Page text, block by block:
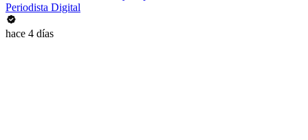
Periodista Digital
hace 4 días